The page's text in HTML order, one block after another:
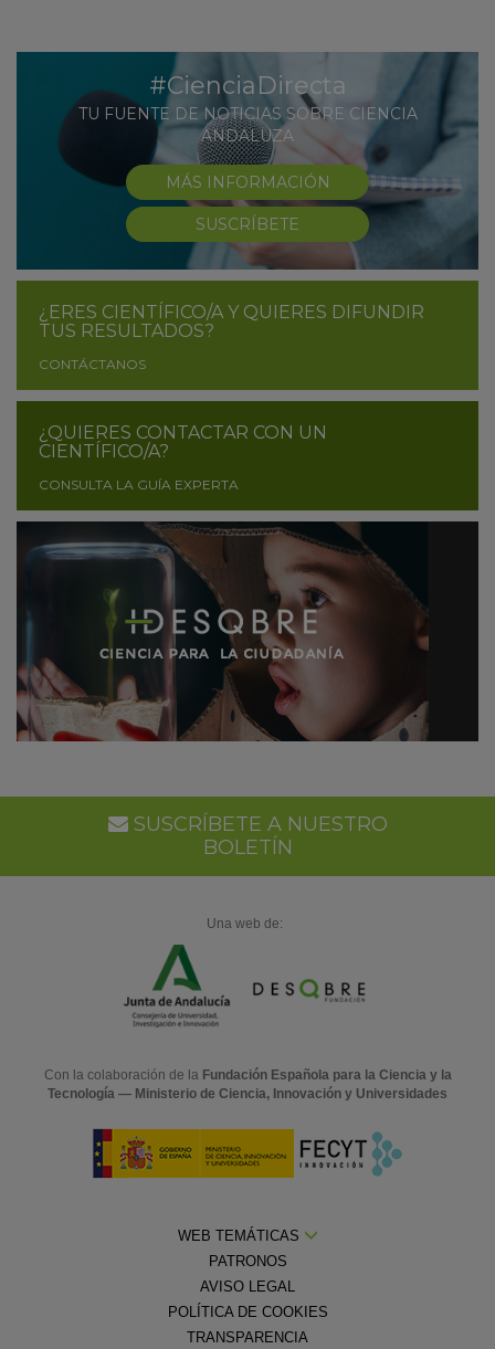
#CienciaDirecta
TU FUENTE DE NOTICIAS SOBRE CIENCIA
ANDALUZA
MÁS INFORMACIÓN
SUSCRÍBETE
¿ERES CIENTÍFICO/A Y QUIERES DIFUNDIR
TUS RESULTADOS?
CONTÁCTANOS
¿QUIERES CONTACTAR CON UN
CIENTÍFICO/A?
CONSULTA LA GUÍA EXPERTA
SUSCRÍBETE A NUESTRO
BOLETÍN
Una web de:
Con la colaboración de la Fundación Española para la Ciencia y la
Tecnología — Ministerio de Ciencia, Innovación y Universidades
WEB TEMÁTICAS
PATRONOS
AVISO LEGAL
POLÍTICA DE COOKIES
TRANSPARENCIA